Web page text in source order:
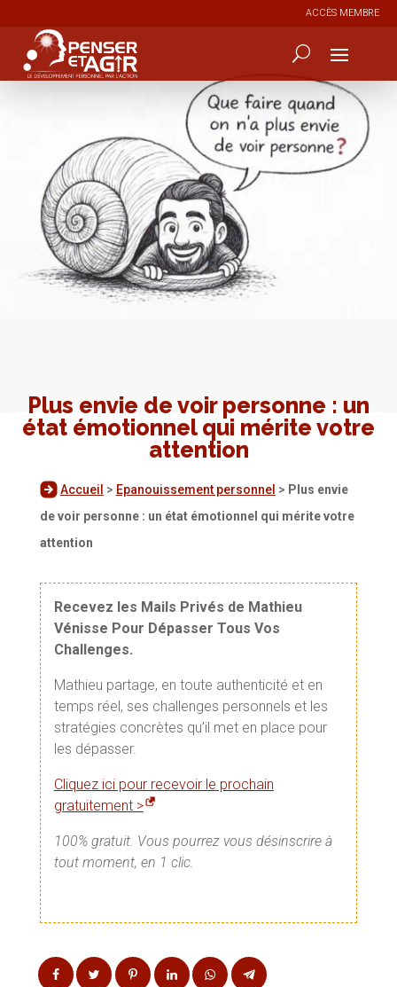
ACCÈS MEMBRE
Plus envie de voir personne : un
état émotionnel qui mérite votre
attention
Accueil > Epanouissement personnel > Plus envie
de voir personne : un état émotionnel qui mérite votre
attention
Recevez les Mails Privés de Mathieu
Vénisse Pour Dépasser Tous Vos
Challenges.
Mathieu partage, en toute authenticité et en
temps réel, ses challenges personnels et les
stratégies concrètes qu’il met en place pour
les dépasser.
Cliquez ici pour recevoir le prochain
gratuitement >
100% gratuit. Vous pourrez vous désinscrire à
tout moment, en 1 clic.